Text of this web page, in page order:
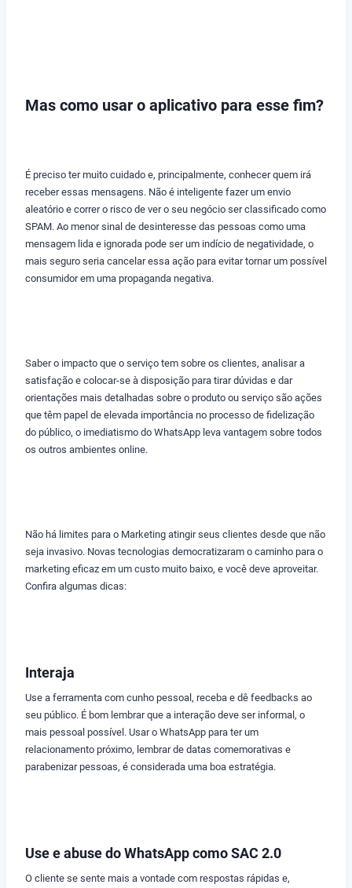
Mas como usar o aplicativo para esse fim?
É preciso ter muito cuidado e, principalmente, conhecer quem irá
receber essas mensagens. Não é inteligente fazer um envio
aleatório e correr o risco de ver o seu negócio ser classificado como
SPAM. Ao menor sinal de desinteresse das pessoas como uma
mensagem lida e ignorada pode ser um indício de negatividade, o
mais seguro seria cancelar essa ação para evitar tornar um possível
consumidor em uma propaganda negativa.
Saber o impacto que o serviço tem sobre os clientes, analisar a
satisfação e colocar-se à disposição para tirar dúvidas e dar
orientações mais detalhadas sobre o produto ou serviço são ações
que têm papel de elevada importância no processo de fidelização
do público, o imediatismo do WhatsApp leva vantagem sobre todos
os outros ambientes online.
Não há limites para o Marketing atingir seus clientes desde que não
seja invasivo. Novas tecnologias democratizaram o caminho para o
marketing eficaz em um custo muito baixo, e você deve aproveitar.
Confira algumas dicas:
Interaja
Use a ferramenta com cunho pessoal, receba e dê feedbacks ao
seu público. É bom lembrar que a interação deve ser informal, o
mais pessoal possível. Usar o WhatsApp para ter um
relacionamento próximo, lembrar de datas comemorativas e
parabenizar pessoas, é considerada uma boa estratégia.
Use e abuse do WhatsApp como SAC 2.0
O cliente se sente mais a vontade com respostas rápidas e,